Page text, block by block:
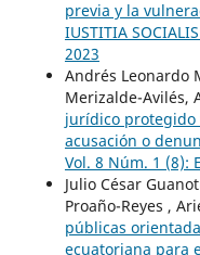
previa y la
IUSTITIA
2023
Andrés Leonardo
Merizalde-Avilés,
jurídico protegido
acusación o
Vol. 8 Núm. 1 (8):
Julio César
Proaño-Reyes ,
públicas
ecuatoriana para